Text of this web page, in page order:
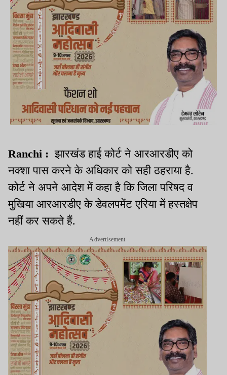
Ranchi :झारखंड हाई कोर्ट ने आरआरडीए को
नक्शा पास करने के अधिकार को सही ठहराया है.
कोर्ट ने अपने आदेश में कहा है कि जिला परिषद व
मुखिया आरआरडीए के डेवलपमेंट एरिया में हस्तक्षेप
नहीं कर सकते हैं.
Advertisement